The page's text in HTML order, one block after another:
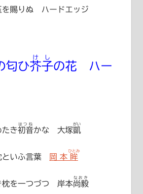
を賜りぬ ハードエッジ
匂ひ芥子
けし
の花 ハー
たき初音
はつね
かな 大塚凱
がい
といふ言葉 岡本眸
ひとみ
枕を一つづつ 岸本尚毅
なおき